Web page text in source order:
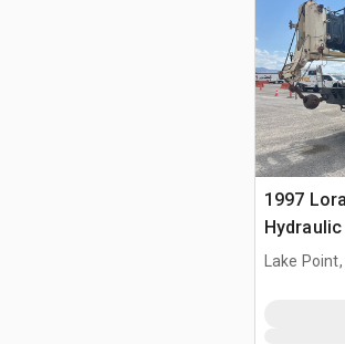
1997
Lake Point,